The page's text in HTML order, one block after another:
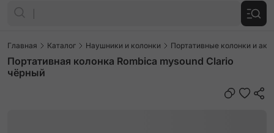
Главная Каталог Наушники и колонки Портативные колонки и
Портативная колонка Rombica mysound Clario
чёрный